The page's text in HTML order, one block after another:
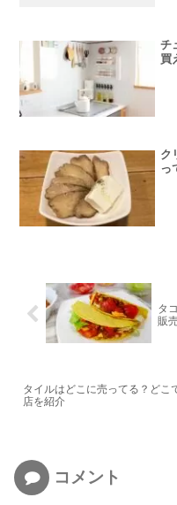
チ
買
ク
っ
タ
販
タイルはどこに売ってる？どこ
店を紹介
コメント